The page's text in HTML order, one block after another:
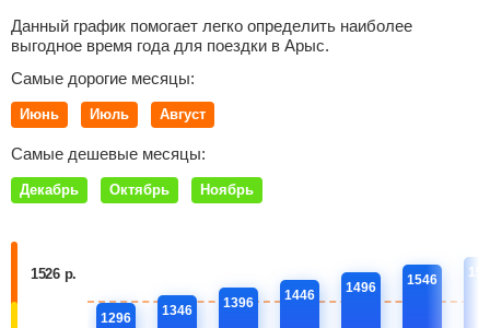
Данный график помогает легко определить наиболее
выгодное время года для поездки в Арыс.
Самые дорогие месяцы:
Июнь Июль Август
Самые дешевые месяцы:
Декабрь Октябрь Ноябрь
1526 р.
1296
1346
1396
1446
1496
1546